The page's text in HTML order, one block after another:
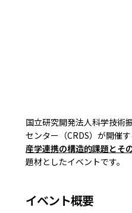
国立研究開発法人科学技術
センター（CRDS）が開催
産学連携の構造的課題とそ
題材としたイベントです。
イベント概要